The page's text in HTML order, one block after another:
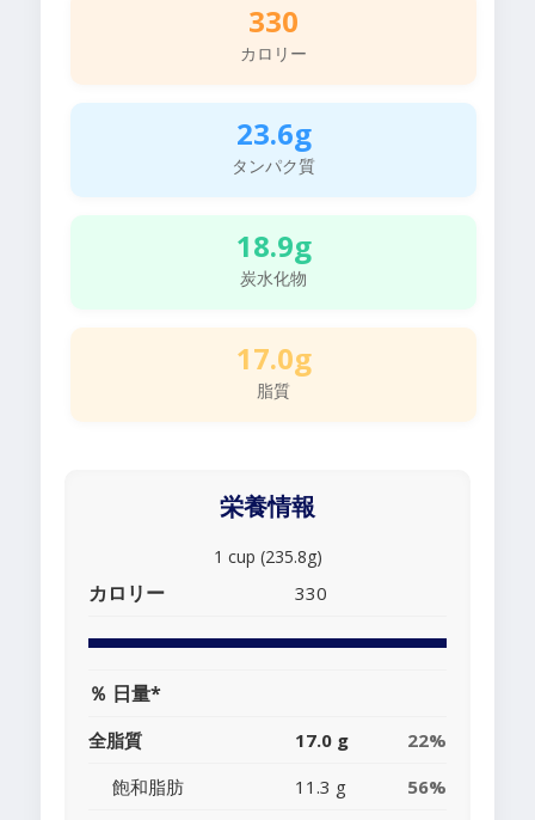
330
カロリー
23.6g
タンパク質
18.9g
炭水化物
17.0g
脂質
栄養情報
1 cup (235.8g)
カロリー 330
％ 日量*
全脂質 17.0 g
22%
飽和脂肪
11.3 g
56%